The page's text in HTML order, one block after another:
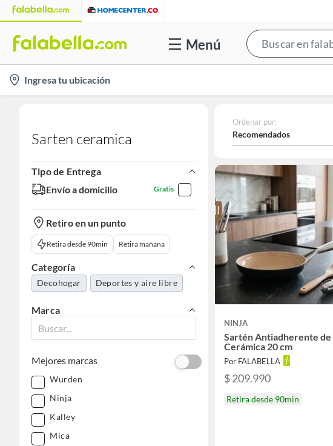
Menú
location-
icon
Ingresa tu ubicación
Sarten ceramica
Tipo de Entrega
Envío a domicilio
Gratis
Retiro en un punto
Retira desde 90min Retira mañana
Categoría
Decohogar Deportes y aire libre
Marca
Mejores marcas
Wurden
Ninja
Kalley
Mica
Ordenar por:
Recomendados
NINJA
Sartén Antiadherente de
Cerámica 20 cm
Por FALABELLA
$ 209.990
Retira desde 90min